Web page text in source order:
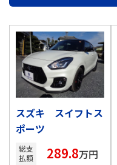
スズキ スイフトス
ポーツ
総支
払額
289.8万円